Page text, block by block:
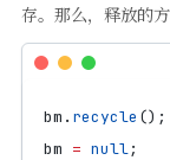
存。那么，释放的方
bm . recycle ();
bm = null;